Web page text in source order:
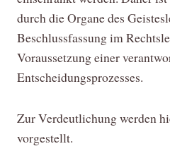
durch die Organe des
Beschlussfassung im
Voraussetzung einer
Entscheidungsprozesses.
Zur Verdeutlichung werden
vorgestellt.